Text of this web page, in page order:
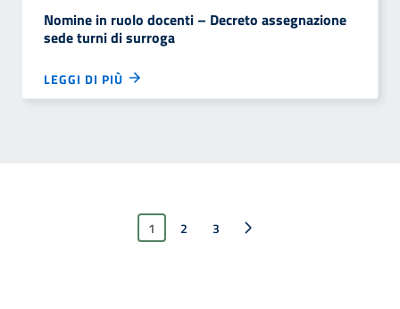
Nomine in ruolo docenti – Decreto assegnazione
sede turni di surroga
LEGGI DI PIÙ
1 2 3
Pagina successiva